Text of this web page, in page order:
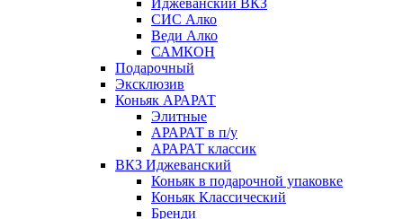
Иджеванский ВКЗ
СИС Алко
Веди Алко
САМКОН
Подарочный
Эксклюзив
Коньяк АРАРАТ
Элитные
АРАРАТ в п/у
АРАРАТ классик
ВКЗ Иджеванский
Коньяк в подарочной упаковке
Коньяк Классический
Бренди